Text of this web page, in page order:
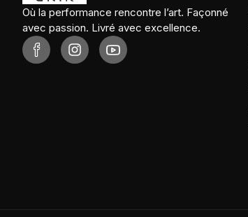
Où la performance rencontre l’art. Façonné
avec passion. Livré avec excellence.